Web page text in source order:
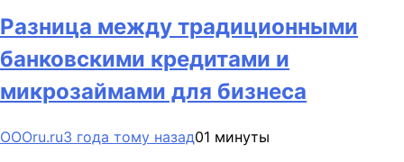
Разница между традиционными
банковскими кредитами и
микрозаймами для бизнеса
OOOru.ru3 года тому назад01 минуты